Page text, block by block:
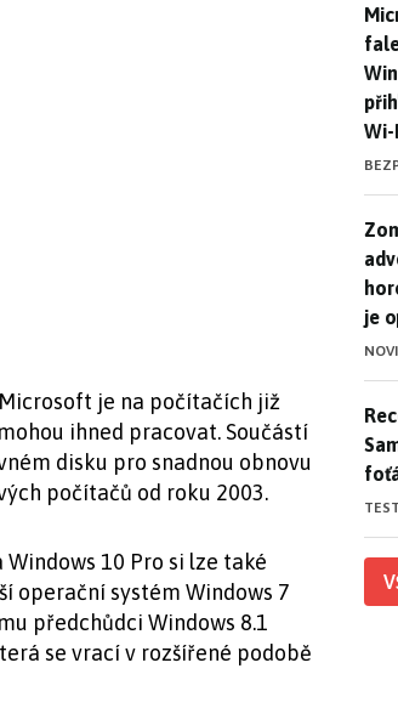
je na počítačích již
ihned pracovat. Součástí
disku pro snadnou obnovu
počítačů od roku 2003.
10 Pro si lze také
operační systém Windows 7
předchůdci Windows 8.1
se vrací v rozšířené podobě
Wi-
je